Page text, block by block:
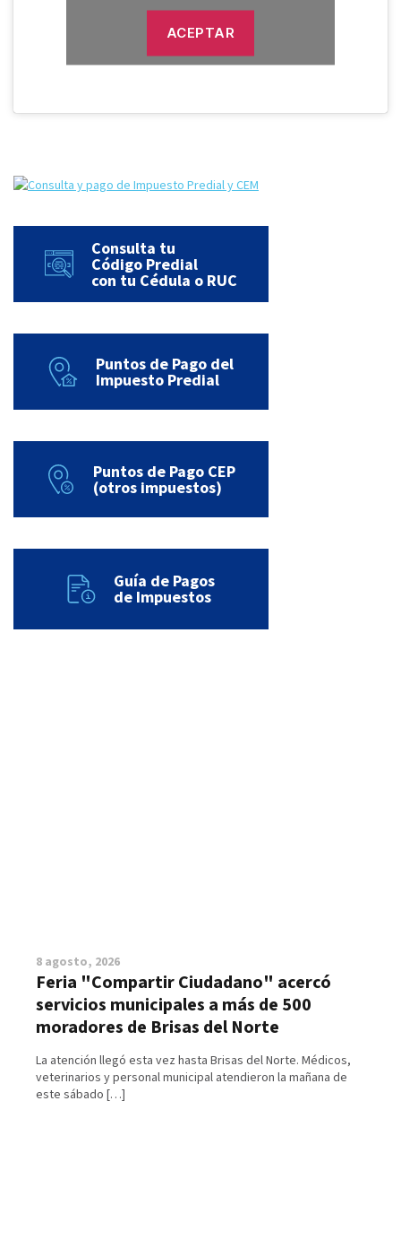
ACEPTAR
Consulta tu
Código Predial
con tu Cédula o RUC
Puntos de Pago del
Impuesto Predial
Puntos de Pago CEP
(otros impuestos)
Guía de Pagos
de Impuestos
8 agosto, 2026
Feria "Compartir Ciudadano" acercó
servicios municipales a más de 500
moradores de Brisas del Norte
La atención llegó esta vez hasta Brisas del Norte. Médicos,
veterinarios y personal municipal atendieron la mañana de
este sábado […]